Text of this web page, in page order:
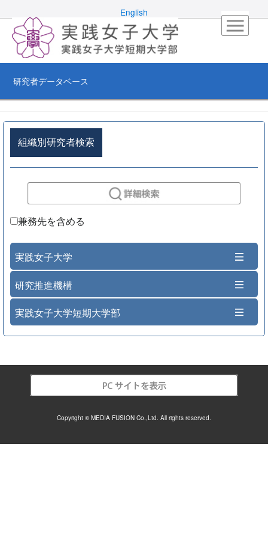
English
研究者データベース
組織別研究者検索
兼務先を含める
実践女子大学
研究推進機構
実践女子大学短期大学部
Copyright © MEDIA FUSION Co.,Ltd. All rights reserved.